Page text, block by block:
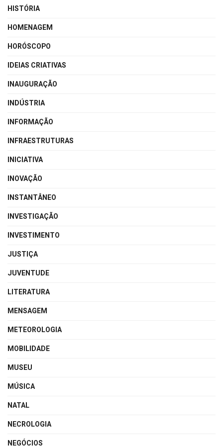
HISTÓRIA
HOMENAGEM
HORÓSCOPO
IDEIAS CRIATIVAS
INAUGURAÇÃO
INDÚSTRIA
INFORMAÇÃO
INFRAESTRUTURAS
INICIATIVA
INOVAÇÃO
INSTANTÂNEO
INVESTIGAÇÃO
INVESTIMENTO
JUSTIÇA
JUVENTUDE
LITERATURA
MENSAGEM
METEOROLOGIA
MOBILIDADE
MUSEU
MÚSICA
NATAL
NECROLOGIA
NEGÓCIOS